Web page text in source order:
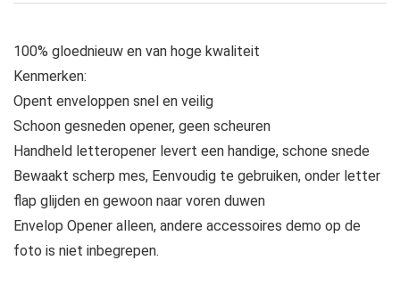
100% gloednieuw en van hoge kwaliteit
Kenmerken:
Opent enveloppen snel en veilig
Schoon gesneden opener, geen scheuren
Handheld letteropener levert een handige, schone snede
Bewaakt scherp mes, Eenvoudig te gebruiken, onder letter
flap glijden en gewoon naar voren duwen
Envelop Opener alleen, andere accessoires demo op de
foto is niet inbegrepen.